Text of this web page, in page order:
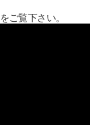
覧下さい。